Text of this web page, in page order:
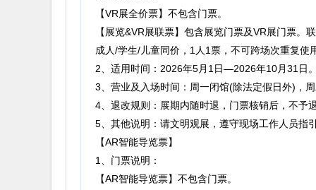
【VR展全价票】不包含门票。
【展览&VR展联票】包含展览门票及VR展门票
成人/学生/儿童同价，1人1票，不可跨场次重复使
2、适用时间：2026年5月1日—2026年10月31日
3、营业及入场时间：周一闭馆(除法定假日外)，
4、退改规则：展期内随时退，门票核销后，不予
5、其他说明：请文明观展，遵守现场工作人员指
【AR智能导览票】
1、门票说明：
【AR智能导览票】不包含门票。